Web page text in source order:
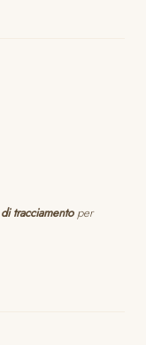
tracciamentoper